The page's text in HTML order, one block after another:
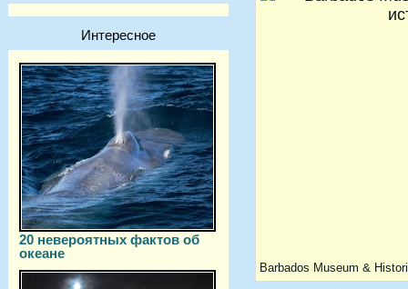
Интересное
20 невероятных фактов об
океане
Barbados Museum &